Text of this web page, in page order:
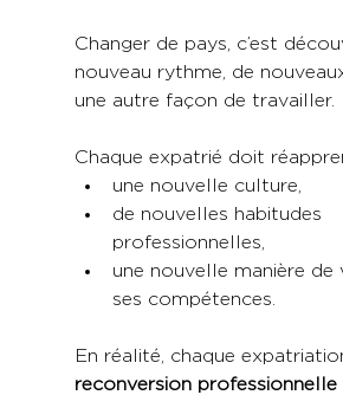
Changer de pays, c’est
nouveau rythme, de
une autre façon de travailler.
Chaque expatrié doit
une nouvelle culture,
de nouvelles habitudes
professionnelles,
une nouvelle manière de
ses compétences.
En réalité, chaque
reconversion professionnelle